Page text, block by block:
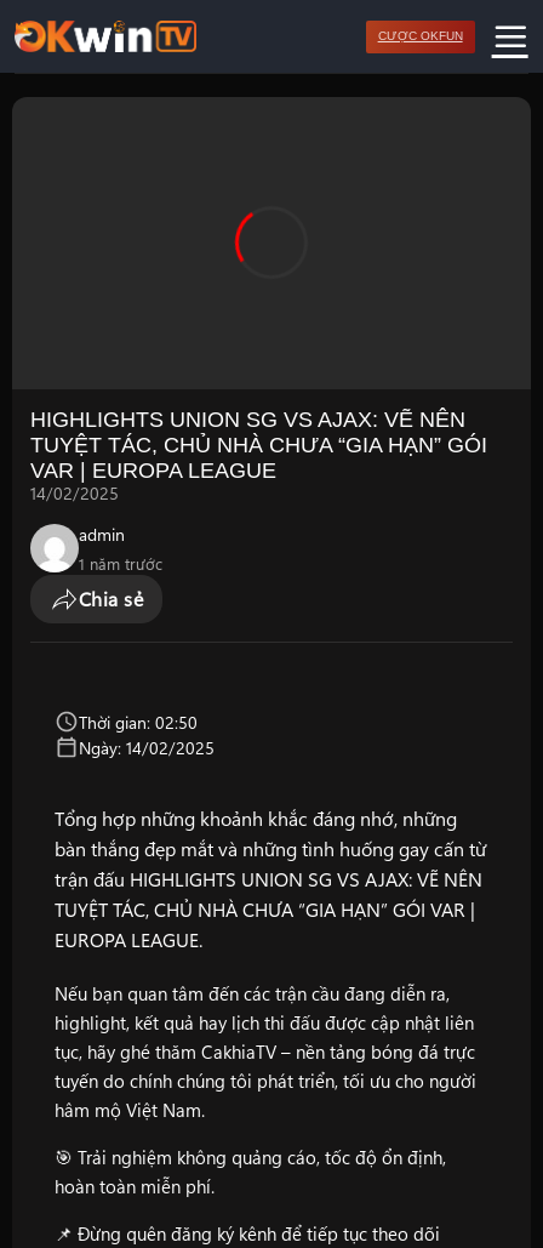
qua
nội
dung
CƯỢC OKFUN
HIGHLIGHTS UNION SG VS AJAX: VẼ NÊN
TUYỆT TÁC, CHỦ NHÀ CHƯA “GIA HẠN” GÓI
VAR | EUROPA LEAGUE
14/02/2025
admin
1 năm trước
Chia sẻ
Thời gian: 02:50
Ngày: 14/02/2025
Tổng hợp những khoảnh khắc đáng nhớ, những
bàn thắng đẹp mắt và những tình huống gay cấn từ
trận đấu HIGHLIGHTS UNION SG VS AJAX: VẼ NÊN
TUYỆT TÁC, CHỦ NHÀ CHƯA “GIA HẠN” GÓI VAR |
EUROPA LEAGUE.
Nếu bạn quan tâm đến các trận cầu đang diễn ra,
highlight, kết quả hay lịch thi đấu được cập nhật liên
tục, hãy ghé thăm CakhiaTV – nền tảng bóng đá trực
tuyến do chính chúng tôi phát triển, tối ưu cho người
hâm mộ Việt Nam.
🎯 Trải nghiệm không quảng cáo, tốc độ ổn định,
hoàn toàn miễn phí.
📌 Đừng quên đăng ký kênh để tiếp tục theo dõi